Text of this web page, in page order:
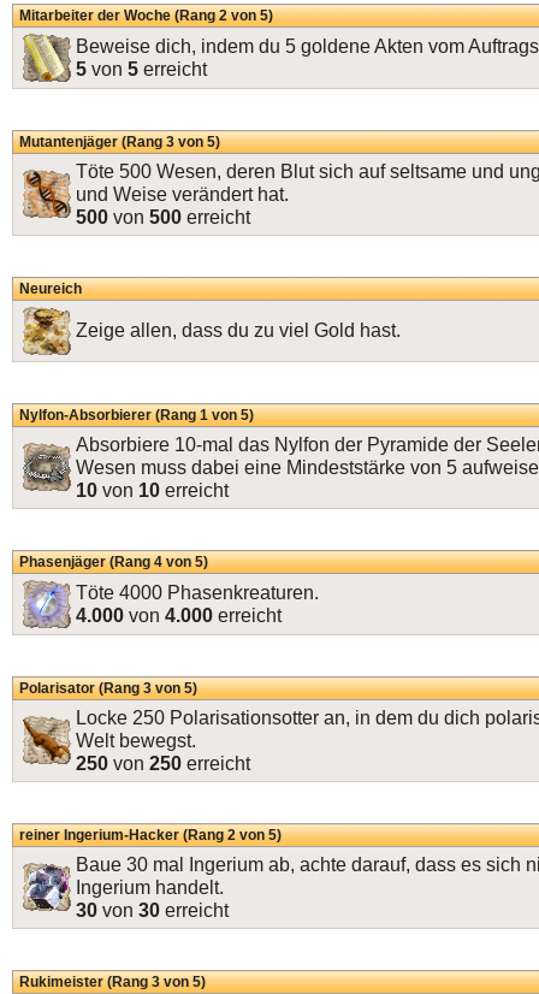
Mitarbeiter der Woche (Rang 2 von 5)
Beweise dich, indem du 5 goldene Akten vom
5 von 5 erreicht
Mutantenjäger (Rang 3 von 5)
Töte 500 Wesen, deren Blut sich auf seltsame und
und Weise verändert hat.
500 von 500 erreicht
Neureich
Zeige allen, dass du zu viel Gold hast.
Nylfon-Absorbierer (Rang 1 von 5)
Absorbiere 10-mal das Nylfon der Pyramide der
Wesen muss dabei eine Mindeststärke von 5
10 von 10 erreicht
Phasenjäger (Rang 4 von 5)
Töte 4000 Phasenkreaturen.
4.000 von 4.000 erreicht
Polarisator (Rang 3 von 5)
Locke 250 Polarisationsotter an, in dem du dich
Welt bewegst.
250 von 250 erreicht
reiner Ingerium-Hacker (Rang 2 von 5)
Baue 30 mal Ingerium ab, achte darauf, dass es sich
Ingerium handelt.
30 von 30 erreicht
Rukimeister (Rang 3 von 5)